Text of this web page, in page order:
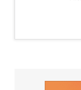
ugyanakkor
A letöltéssel